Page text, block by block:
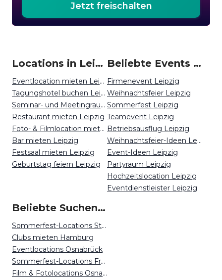
Jetzt freischalten
Locations in Leipzig mieten
Eventlocation mieten Leipzig
Tagungshotel buchen Leipzig
Seminar- und Meetingraum mieten Leipzig
Restaurant mieten Leipzig
Foto- & Filmlocation mieten Leipzig
Bar mieten Leipzig
Festsaal mieten Leipzig
Geburtstag feiern Leipzig
Beliebte Events in Leipzig
Firmenevent Leipzig
Weihnachtsfeier Leipzig
Sommerfest Leipzig
Teamevent Leipzig
Betriebsausflug Leipzig
Weihnachtsfeier-Ideen Leipzig
Event-Ideen Leipzig
Partyraum Leipzig
Hochzeitslocation Leipzig
Eventdienstleister Leipzig
Beliebte Suchen auf Event Inc
Sommerfest-Locations Stuttgart
Clubs mieten Hamburg
Eventlocations Osnabrück
Sommerfest-Locations Frankfurt
Film & Fotolocations Osnabrück